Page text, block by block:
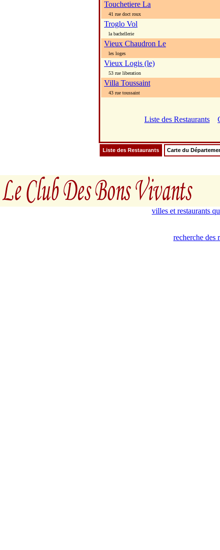
Touchetiere La
41 rue doct roux
Troglo Vol
la bachellerie
Vieux Chaudron Le
les loges
Vieux Logis (le)
53 rue liberation
Villa Toussaint
43 rue toussaint
Liste des Restaurants
Liste des Restaurants Carte du
villes et restaurants
recherche des